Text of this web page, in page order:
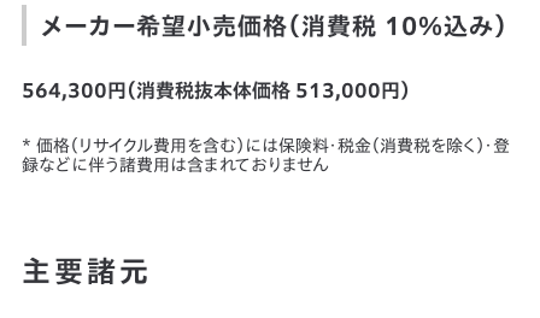
メーカー希望小売価格（消費税 10％込み）
564,300円（消費税抜本体価格 513,000円）
* 価格（リサイクル費用を含む）には保険料・税金（消費税を除く）・登
録などに伴う諸費用は含まれておりません
主要諸元